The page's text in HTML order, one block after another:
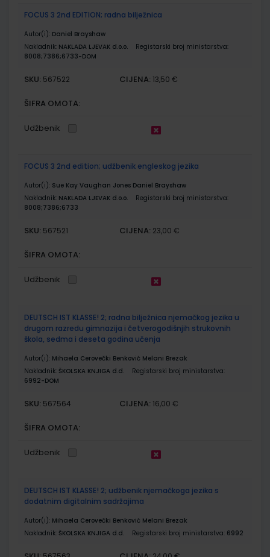
FOCUS 3 2nd EDITION; radna bilježnica
Autor(i): Daniel Brayshaw
Nakladnik: NAKLADA LJEVAK d.o.o.
Registarski broj ministarstva:
8008;7386;6733-DOM
SKU: 567522 CIJENA: 13,50 €
ŠIFRA OMOTA:
Udžbenik
FOCUS 3 2nd edition; udžbenik engleskog jezika
Autor(i): Sue Kay Vaughan Jones Daniel Brayshaw
Nakladnik: NAKLADA LJEVAK d.o.o.
Registarski broj ministarstva:
8008;7386;6733
SKU: 567521 CIJENA: 23,00 €
ŠIFRA OMOTA:
Udžbenik
DEUTSCH IST KLASSE! 2; radna bilježnica njemačkog jezika u
drugom razredu gimnazija i četverogodišnjih strukovnih
škola, sedma i deseta godina učenja
Autor(i): Mihaela Cerovečki Benković Melani Brezak
Nakladnik: ŠKOLSKA KNJIGA d.d.
Registarski broj ministarstva:
6992-DOM
SKU: 567564 CIJENA: 16,00 €
ŠIFRA OMOTA:
Udžbenik
DEUTSCH IST KLASSE! 2; udžbenik njemačkoga jezika s
dodatnim digitalnim sadržajima
Autor(i): Mihaela Cerovečki Benković Melani Brezak
Nakladnik: ŠKOLSKA KNJIGA d.d. Registarski broj ministarstva: 6992